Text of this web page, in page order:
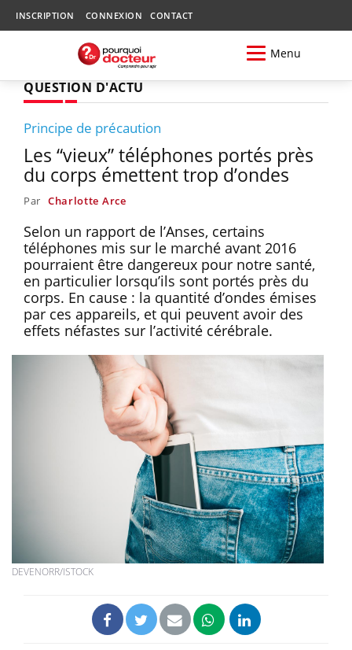
INSCRIPTION CONNEXION CONTACT
Menu
QUESTION D'ACTU
Principe de précaution
Les “vieux” téléphones portés près
du corps émettent trop d’ondes
Par Charlotte Arce
Selon un rapport de l’Anses, certains
téléphones mis sur le marché avant 2016
pourraient être dangereux pour notre santé,
en particulier lorsqu’ils sont portés près du
corps. En cause : la quantité d’ondes émises
par ces appareils, et qui peuvent avoir des
effets néfastes sur l’activité cérébrale.
DEVENORR/ISTOCK